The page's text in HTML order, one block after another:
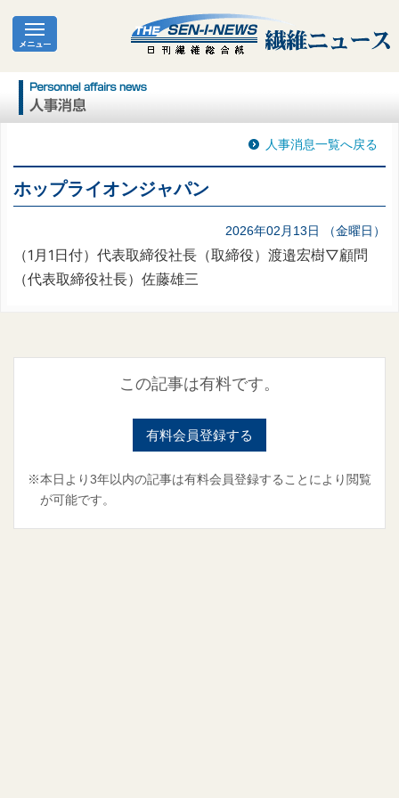
人事消息一覧へ戻る
ホップライオンジャパン
2026年02月13日 （金曜日）
（1月1日付）代表取締役社長（取締役）渡邉宏樹▽顧問
（代表取締役社長）佐藤雄三
この記事は有料です。
有料会員登録する
※本日より3年以内の記事は有料会員登録することにより閲覧
が可能です。